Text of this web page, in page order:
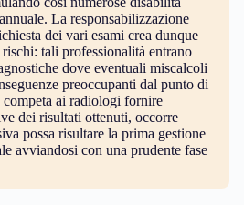
La responsabilizzazione
dei vari esami crea dunque
tali professionalità entrano
dove eventuali miscalcoli
preoccupanti dal punto di
ai radiologi fornire
dei risultati ottenuti, occorre
possa risultare la prima gestione
avviandosi con una prudente fase